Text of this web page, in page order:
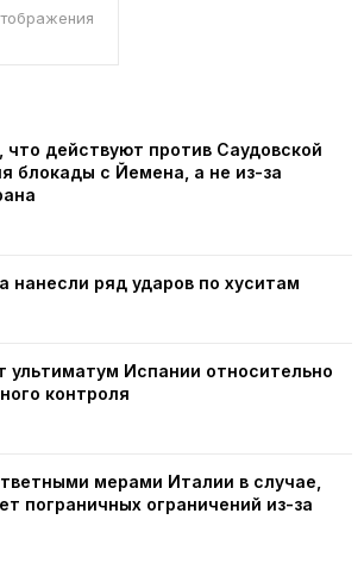
что действуют против Саудовской
блокады с Йемена, а не из-за
нанесли ряд ударов по хуситам
ультиматум Испании относительно
контроля
мерами Италии в случае,
пограничных ограничений из-за